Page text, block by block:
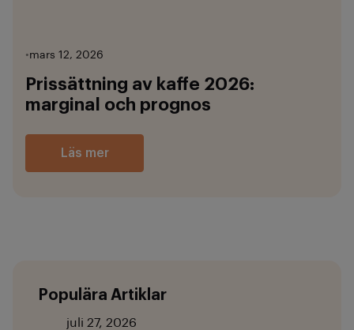
•mars 12, 2026
Prissättning av kaffe 2026:
marginal och prognos
Läs mer
Populära Artiklar
juli 27, 2026